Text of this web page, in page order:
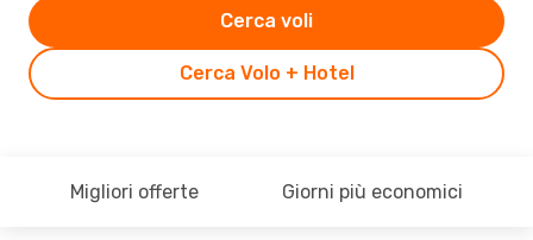
Cerca Volo + Hotel
Cerca voli
Migliori offerte Giorni più economici